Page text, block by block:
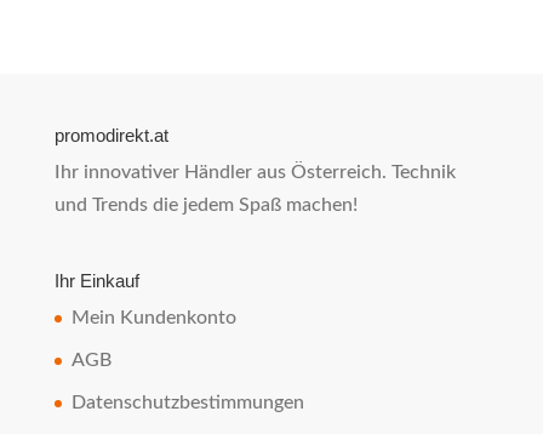
promodirekt.at
Ihr innovativer Händler aus Österreich. Technik
und Trends die jedem Spaß machen!
Ihr Einkauf
Mein Kundenkonto
AGB
Datenschutzbestimmungen